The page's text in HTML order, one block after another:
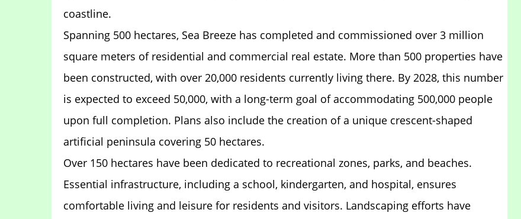
coastline.
Spanning 500 hectares, Sea Breeze has completed and commissioned over 3 million
square meters of residential and commercial real estate. More than 500 properties have
been constructed, with over 20,000 residents currently living there. By 2028, this number
is expected to exceed 50,000, with a long-term goal of accommodating 500,000 people
upon full completion. Plans also include the creation of a unique crescent-shaped
artificial peninsula covering 50 hectares.
Over 150 hectares have been dedicated to recreational zones, parks, and beaches.
Essential infrastructure, including a school, kindergarten, and hospital, ensures
comfortable living and leisure for residents and visitors. Landscaping efforts have